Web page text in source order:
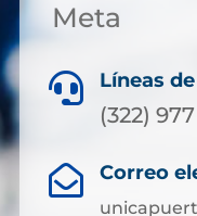
Meta
 Líneas
(322) 977
 Correo